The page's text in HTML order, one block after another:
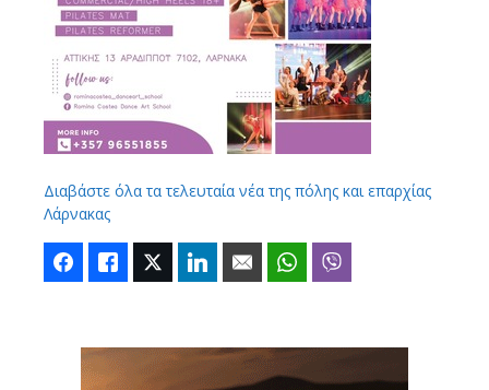
Διαβάστε όλα τα τελευταία νέα της πόλης και επαρχίας
Λάρνακας
FacebookLike Twitter LinkedIn Email WhatsApp